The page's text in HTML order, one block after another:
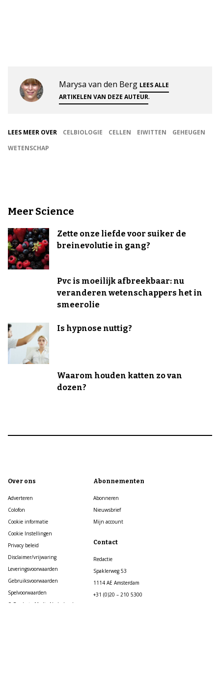
Marysa van den Berg LEES ALLE
ARTIKELEN VAN DEZE AUTEUR.
LEES MEER OVER CELBIOLOGIE CELLEN EIWITTEN
GEHEUGEN
WETENSCHAP
Meer Science
Zette onze liefde voor suiker de
breinevolutie in gang?
Pvc is moeilijk afbreekbaar: nu
veranderen wetenschappers het in
smeerolie
Is hypnose nuttig?
Waarom houden katten zo van
dozen?
Over ons
Adverteren
Colofon
Cookie informatie
Cookie Instellingen
Privacy beleid
Disclaimer/vrijwaring
Leveringsvoorwaarden
Gebruiksvoorwaarden
Spelvoorwaarden
© Roularta Media Nederland
Abonnementen
Abonneren
Nieuwsbrief
Mijn account
Contact
Redactie
Spaklerweg 53
1114 AE Amsterdam
+31 (0)20 – 210 5300